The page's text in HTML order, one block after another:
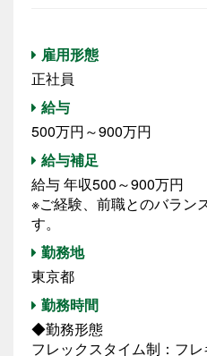
雇用形態
正社員
給与
500万円～900万円
給与補足
給与 年収500～900万円
※ご経験、前職とのバラン
す。
勤務地
東京都
勤務時間
◆勤務形態
フレックスタイム制：フ